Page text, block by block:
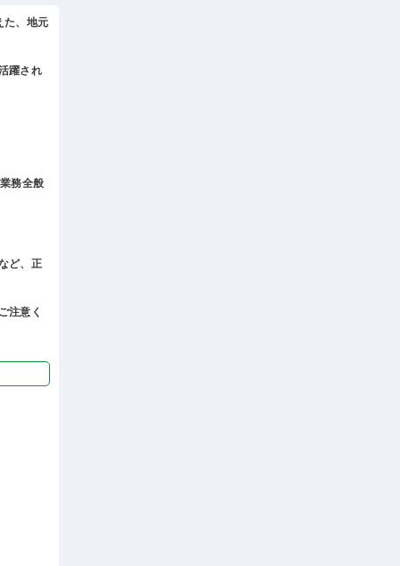
た、地元
躍され
務全般
ど、正
注意く